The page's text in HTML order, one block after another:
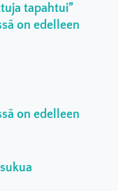
tapahtui”
on edelleen
on edelleen